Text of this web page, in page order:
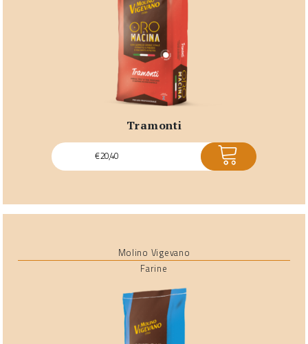
tramonti
€20,40 ACQUISTA
Molino Vigevano
Farine